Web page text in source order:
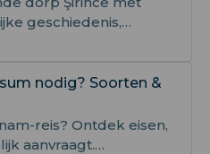
geschiedenis,
voor een
nodig? Soorten &
reis? Ontdek eisen,
aanvraagt.